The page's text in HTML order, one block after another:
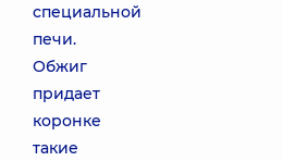
специальной
печи.
Обжиг
придает
коронке
такие